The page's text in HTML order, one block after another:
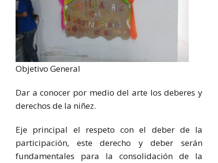
Objetivo General
Dar a conocer por medio del arte los deberes y
derechos de la niñez.
Eje principal el respeto con el deber de la
participación, este derecho y deber serán
fundamentales para la consolidación de la